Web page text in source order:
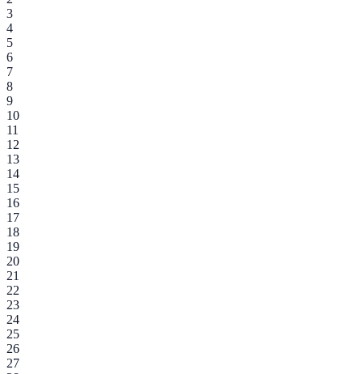
3
4
5
6
7
8
9
10
11
12
13
14
15
16
17
18
19
20
21
22
23
24
25
26
27